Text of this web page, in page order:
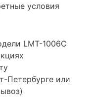
условия
LMT-1006C
Петербурге или